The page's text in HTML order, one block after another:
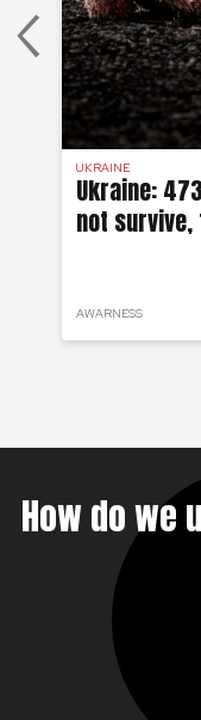
UKRAINE
Ukraine:
not
AWARNESS
How do we